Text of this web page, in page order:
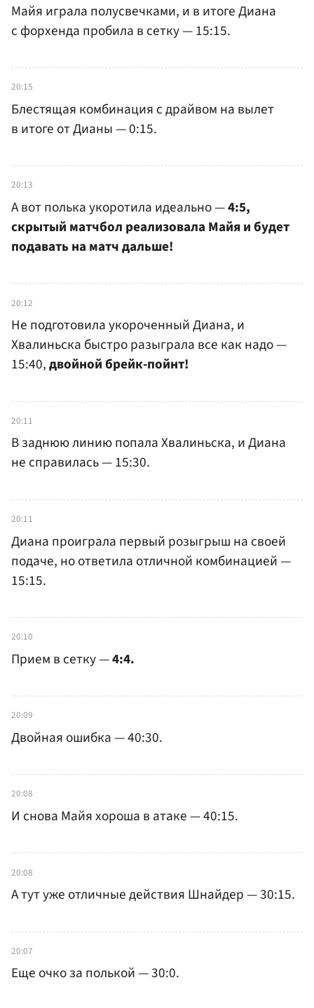
Майя играла полусвечками, и в итоге Диана
с форхенда пробила в сетку — 15:15.
20:15
Блестящая комбинация с драйвом на вылет
в итоге от Дианы — 0:15.
20:13
А вот полька укоротила идеально —4:5,
скрытый матчбол реализовала Майя и будет
подавать на матч дальше!
20:12
Не подготовила укороченный Диана, и
Хвалиньска быстро разыграла все как надо —
15:40,двойной брейк-пойнт!
20:11
В заднюю линию попала Хвалиньска, и Диана
не справилась — 15:30.
20:11
Диана проиграла первый розыгрыш на своей
подаче, но ответила отличной комбинацией —
15:15.
20:10
Прием в сетку —4:4.
20:09
Двойная ошибка — 40:30.
20:08
И снова Майя хороша в атаке — 40:15.
20:08
А тут уже отличные действия Шнайдер — 30:15.
20:07
Еще очко за полькой — 30:0.